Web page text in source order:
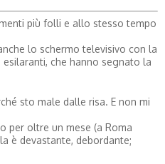
più folli e allo stesso tempo
lo schermo televisivo con la
che hanno segnato la
sto male dalle risa. E non mi
per oltre un mese (a Roma
è devastante, debordante;